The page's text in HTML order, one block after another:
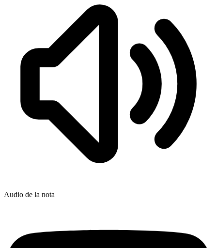
Audio de la nota